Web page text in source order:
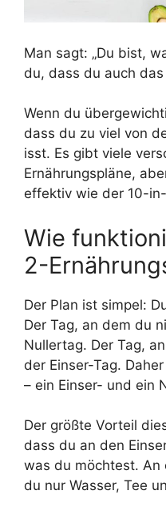
Man sagt: „Du bist,
du, dass du auch
Wenn du
dass du zu viel von
isst. Es gibt viele
Ernährungspläne,
effektiv wie der 10-
Wie
2-
Der Plan ist simpel:
Der Tag, an dem du
Nullertag. Der Tag,
der Einser-Tag.
– ein Einser- und ein
Der größte Vorteil
dass du an den
was du möchtest.
du nur Wasser, Tee